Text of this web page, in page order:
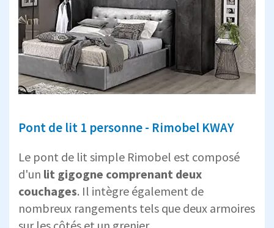
Pont de lit 1 personne - Rimobel KWAY
Le pont de lit simple Rimobel est composé
d'un lit gigogne comprenant deux
couchages. Il intègre également de
nombreux rangements tels que deux armoires